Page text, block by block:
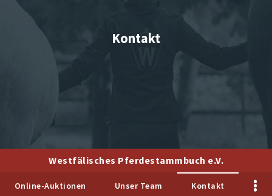
Kontakt
Westfälisches Pferdestammbuch e.V.
Online-Auktionen Unser Team Kontakt